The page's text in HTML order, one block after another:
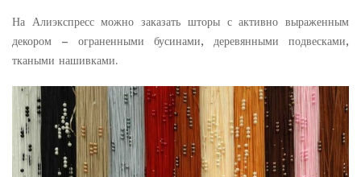
На Алиэкспресс можно заказать шторы с активно выраженным
декором – ограненными бусинами, деревянными подвесками,
ткаными нашивками.